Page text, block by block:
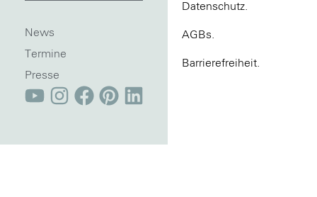
News
Termine
Presse
Datenschutz.
AGBs.
Barrierefreiheit.